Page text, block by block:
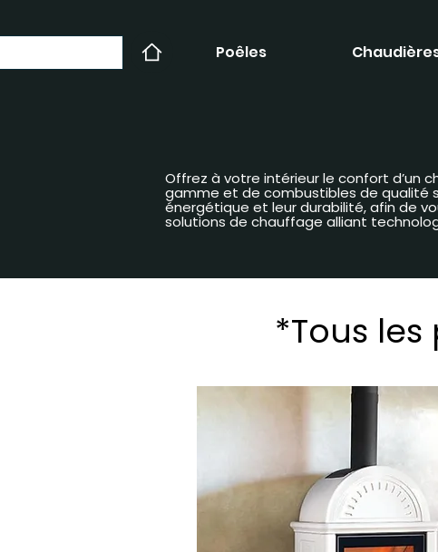
Poêles
Offrez à votre intérieur le confort d’un
gamme et de combustibles de qualité
énergétique et leur durabilité, afin de
solutions de chauffage alliant
*Tous les